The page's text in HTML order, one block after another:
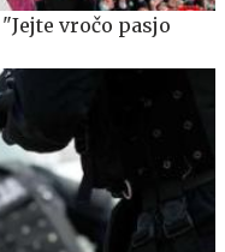
vročo pasjo